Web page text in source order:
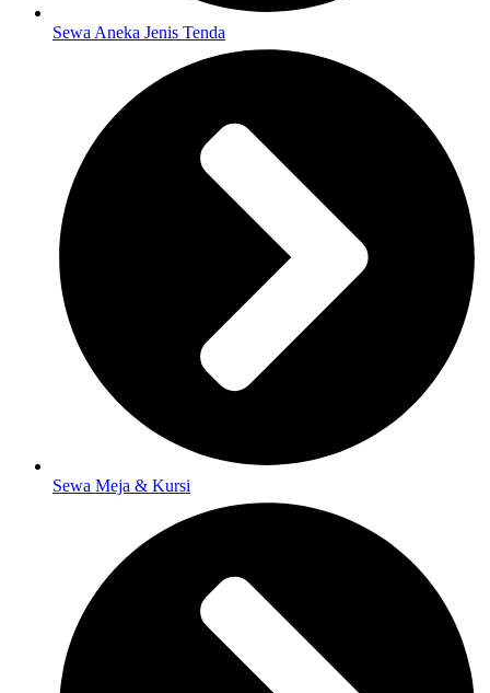
Sewa Aneka Jenis Tenda
Sewa Meja & Kursi